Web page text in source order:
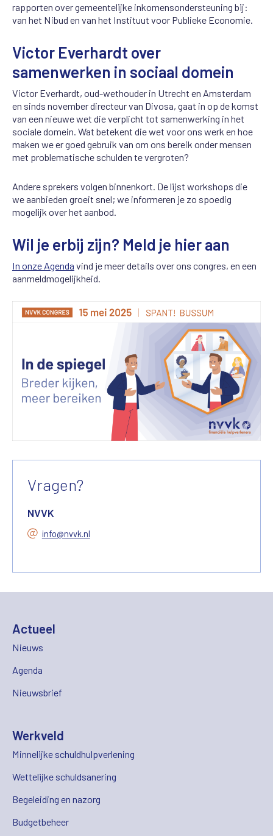
rapporten over gemeentelijke inkomensondersteuning bij:
van het Nibud en van het Instituut voor Publieke Economie.
Victor Everhardt over
samenwerken in sociaal domein
Victor Everhardt, oud-wethouder in Utrecht en Amsterdam
en sinds november directeur van Divosa, gaat in op de komst
van een nieuwe wet die verplicht tot samenwerking in het
sociale domein. Wat betekent die wet voor ons werk en hoe
maken we er goed gebruik van om ons bereik onder mensen
met problematische schulden te vergroten?
Andere sprekers volgen binnenkort. De lijst workshops die
we aanbieden groeit snel; we informeren je zo spoedig
mogelijk over het aanbod.
Wil je erbij zijn? Meld je hier aan
In onze Agenda vind je meer details over ons congres, en een
aanmeldmogelijkheid.
Vragen?
NVVK
info@nvvk.nl
Actueel
Nieuws
Agenda
Nieuwsbrief
Werkveld
Minnelijke schuldhulpverlening
Wettelijke schuldsanering
Begeleiding en nazorg
Budgetbeheer